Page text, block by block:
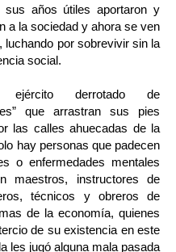
sus años útiles aportaron y
a la sociedad y ahora se ven
luchando por sobrevivir sin la
social.
derrotado de
que arrastran sus pies
las calles ahuecadas de la
hay personas que padecen
o enfermedades mentales
maestros, instructores de
técnicos y obreros de
de la economía, quienes
de su existencia en este
les jugó alguna mala pasada